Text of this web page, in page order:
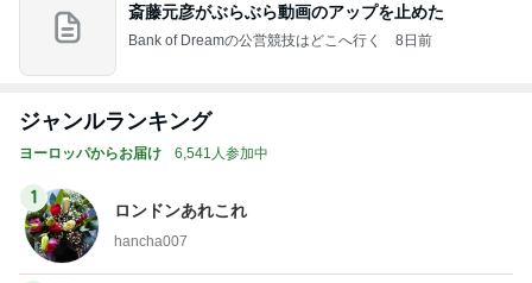
斎藤元彦がぶらぶら動画のアップを止めた
Bank of Dreamの公営競技はどこへ行く 8日前
ジャンルランキング
ヨーロッパからお届け 6,541人参加中
1
ロンドンあれこれ
hancha007